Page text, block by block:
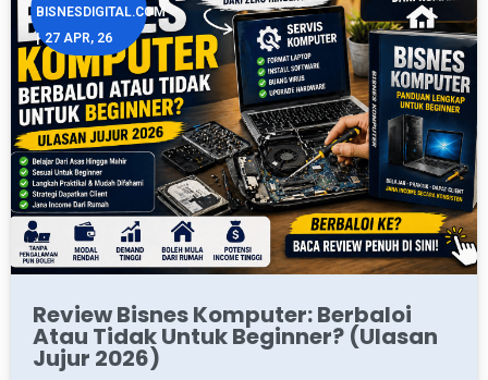
Review Bisnes Komputer: Berbaloi
Atau Tidak Untuk Beginner? (Ulasan
Jujur 2026)
BISNESDIGITAL.COM
| 27 APR, 26